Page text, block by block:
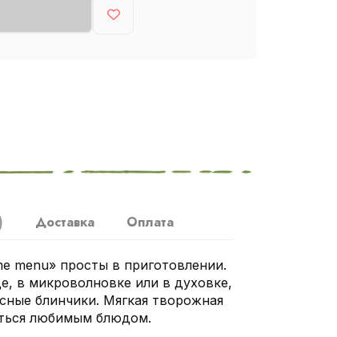
Доставка Оплата
menu» просты в приготовлении.
в микроволновке или в духовке,
блинчики. Мягкая творожная
любимым блюдом.